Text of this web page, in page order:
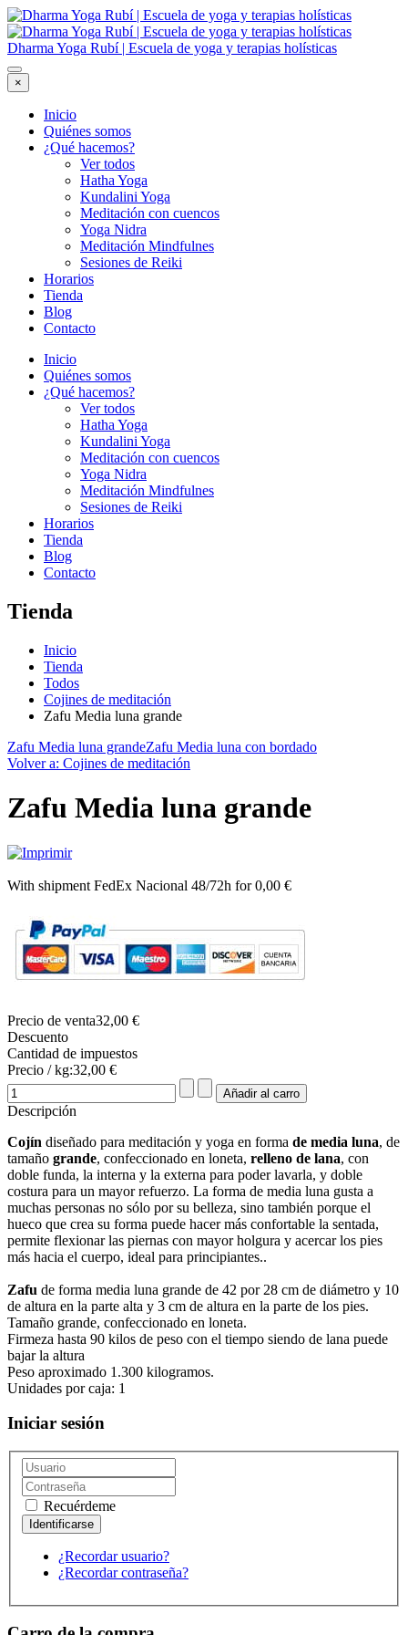
Dharma Yoga Rubí | Escuela de yoga y terapias holísticas
×
Inicio
Quiénes somos
¿Qué hacemos?
Ver todos
Hatha Yoga
Kundalini Yoga
Meditación con cuencos
Yoga Nidra
Meditación Mindfulnes
Sesiones de Reiki
Horarios
Tienda
Blog
Contacto
Inicio
Quiénes somos
¿Qué hacemos?
Ver todos
Hatha Yoga
Kundalini Yoga
Meditación con cuencos
Yoga Nidra
Meditación Mindfulnes
Sesiones de Reiki
Horarios
Tienda
Blog
Contacto
Tienda
Inicio
Tienda
Todos
Cojines de meditación
Zafu Media luna grande
Zafu Media luna grandeZafu Media luna con bordado
Volver a: Cojines de meditación
Zafu Media luna grande
With shipment FedEx Nacional 48/72h for 0,00 €
Precio de venta32,00 €
Descuento
Cantidad de impuestos
Precio / kg:32,00 €
Descripción
Cojín diseñado para meditación y yoga en forma de media luna, de
tamaño grande, confeccionado en loneta, relleno de lana, con
doble funda, la interna y la externa para poder lavarla, y doble
costura para un mayor refuerzo. La forma de media luna gusta a
muchas personas no sólo por su belleza, sino también porque el
hueco que crea su forma puede hacer más confortable la sentada,
permite flexionar las piernas con mayor holgura y acercar los pies
más hacia el cuerpo, ideal para principiantes..
Zafu de forma media luna grande de 42 por 28 cm de diámetro y 10
de altura en la parte alta y 3 cm de altura en la parte de los pies.
Tamaño grande, confeccionado en loneta.
Firmeza hasta 90 kilos de peso con el tiempo siendo de lana puede
bajar la altura
Peso aproximado 1.300 kilogramos.
Unidades por caja: 1
Iniciar sesión
Recuérdeme
¿Recordar usuario?
¿Recordar contraseña?